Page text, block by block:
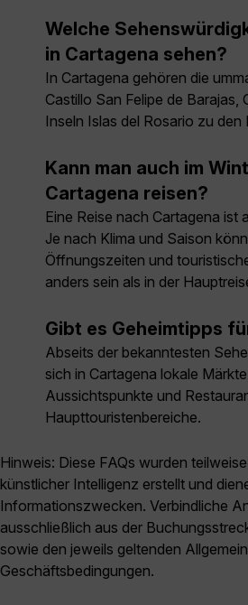
Welche
in Cartagena sehen?
In Cartagena gehören die
Castillo San Felipe de Barajas,
Inseln Islas del Rosario zu den
Kann man auch im
Cartagena reisen?
Eine Reise nach Cartagena ist
Je nach Klima und Saison
Öffnungszeiten und
anders sein als in der
Gibt es Geheimtipps
Abseits der bekanntesten
sich in Cartagena lokale
Aussichtspunkte und
Haupttouristenbereiche.
Hinweis: Diese FAQs wurden
künstlicher Intelligenz erstellt und
Informationszwecken. Verbindliche
ausschließlich aus der
sowie den jeweils geltenden
Geschäftsbedingungen.